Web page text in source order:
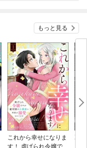
版
もっと見る
これから幸せになりま
す！ 虐げられ令嬢です
乙